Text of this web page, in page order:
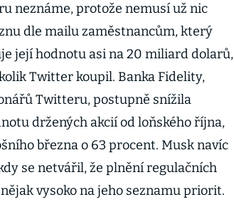
neznáme, protože nemusí už nic
dle mailu zaměstnancům, který
její hodnotu asi na 20 miliard dolarů,
Twitter koupil. Banka Fidelity,
Twitteru, postupně snížila
držených akcií od loňského října,
března o 63 procent. Musk navíc
se netvářil, že plnění regulačních
vysoko na jeho seznamu priorit.